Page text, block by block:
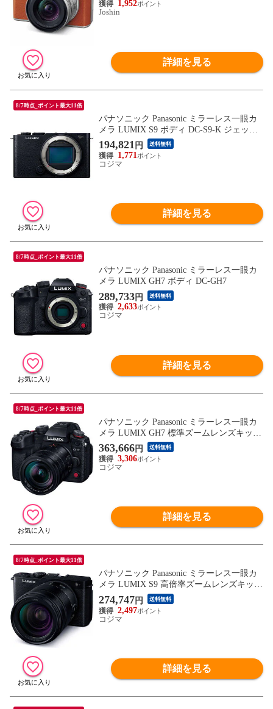
1,952
Joshin
詳細を見る
8/7時点_ポイント最大11倍
パナソニック Panasonic ミラーレス一眼カ
メラ LUMIX S9 ボディ DC-S9-K ジェット
ブラック
194,821 円 送料無料
1,771
コジマ
詳細を見る
8/7時点_ポイント最大11倍
パナソニック Panasonic ミラーレス一眼カ
メラ LUMIX GH7 ボディ DC-GH7
289,733円 送料無料
2,633
コジマ
詳細を見る
8/7時点_ポイント最大11倍
パナソニック Panasonic ミラーレス一眼カ
メラ LUMIX GH7 標準ズームレンズキット
DC-GH7L
363,666円 送料無料
3,306
コジマ
詳細を見る
8/7時点_ポイント最大11倍
パナソニック Panasonic ミラーレス一眼カ
メラ LUMIX S9 高倍率ズームレンズキット
DC-S9H-K ジェットブラック
274,747 円 送料無料
2,497
コジマ
詳細を見る